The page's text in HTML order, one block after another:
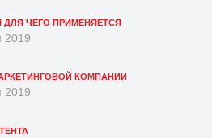
ДЛЯ ЧЕГО ПРИМЕНЯЕТСЯ
2019
КОМПАНИИ
2019